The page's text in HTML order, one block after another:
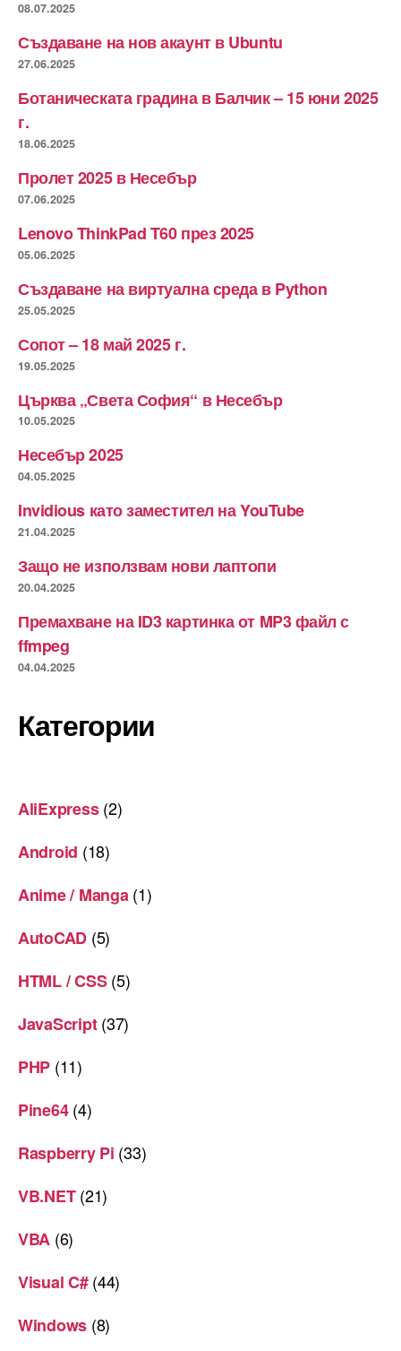
08.07.2025
Създаване на нов акаунт в Ubuntu
27.06.2025
Ботаническата градина в Балчик – 15 юни 2025
г.
18.06.2025
Пролет 2025 в Несебър
07.06.2025
Lenovo ThinkPad T60 през 2025
05.06.2025
Създаване на виртуална среда в Python
25.05.2025
Сопот – 18 май 2025 г.
19.05.2025
Църква „Света София“ в Несебър
10.05.2025
Несебър 2025
04.05.2025
Invidious като заместител на YouTube
21.04.2025
Защо не използвам нови лаптопи
20.04.2025
Премахване на ID3 картинка от MP3 файл с
ffmpeg
04.04.2025
Категории
AliExpress(2)
Android (18)
Anime / Manga (1)
AutoCAD (5)
HTML / CSS(5)
JavaScript(37)
PHP (11)
Pine64(4)
Raspberry Pi (33)
VB.NET(21)
VBA (6)
Visual C#(44)
Windows (8)